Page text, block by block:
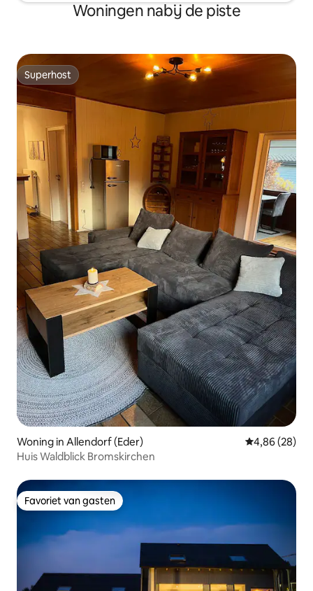
Woningen nabij de piste
Superhost
Superhost
Woning in Allendorf (Eder) Gemiddelde
4,86 (28)
Huis Waldblick Bromskirchen
Favoriet van gasten
Favoriet van gasten